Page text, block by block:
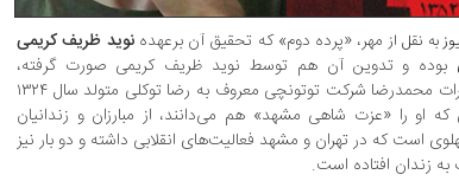
به نقل از مهر، «پرده دوم» که تحقیق آن برعهده نوید ظریف کریمی
بوده و تدوین آن هم توسط نوید ظریف کریمی صورت گرفته،
روایت‌ها و خاطرات محمدرضا شرکت توتونچی معروف به رضا توکلی متولد سال ۱۳۲۴
او را «عزت شاهی مشهد» هم می‌دانند، از مبارزان و زندانیان
است که در تهران و مشهد فعالیت‌های انقلابی داشته و دو بار نیز
زندان افتاده است.